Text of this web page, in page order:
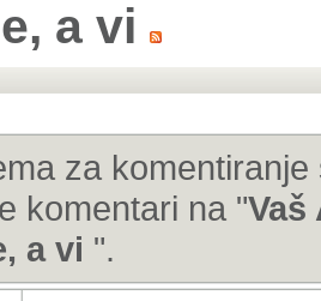
a vi
za
komentari na "Vaš
a vi ".